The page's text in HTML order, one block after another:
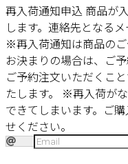
再入荷通知申込 商品が
します。連絡先となる
※再入荷通知は商品の
お決まりの場合は、ご
ご予約注文いただくこ
たします。
※再入荷が
できてしまいます。ご
せください。